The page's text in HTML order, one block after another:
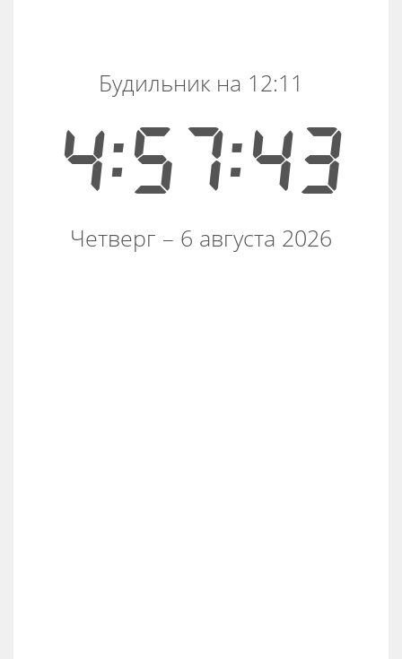
4:57:43
Будильник на 12:11
Четверг – 6 августа 2026